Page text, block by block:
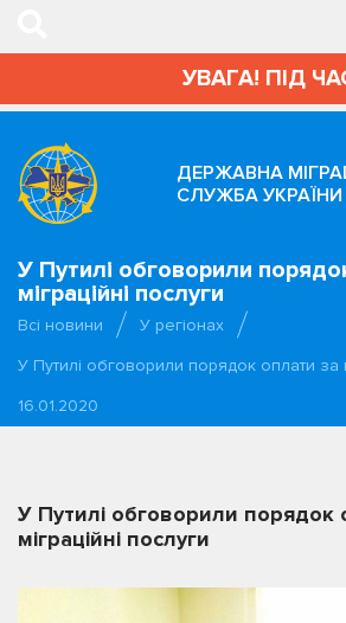
УВАГА! ПІД
ДЕРЖАВНА
СЛУЖБА УКРАЇНИ
У Путилі обговорили
міграційні послуги
Всі новини
У регіонах
У Путилі обговорили порядок оплати за
16.01.2020
У Путилі обговорили порядок
міграційні послуги